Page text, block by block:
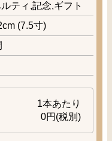
ルティ,記念,ギフト
(7.5寸)
1本あたり
0円(税別)